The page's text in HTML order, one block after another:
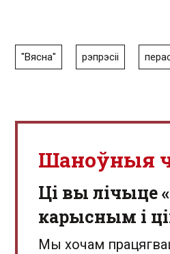
"Вясна" рэпрэсіі
Шаноўныя
Ці вы лічыце
карысным і
Мы хочам